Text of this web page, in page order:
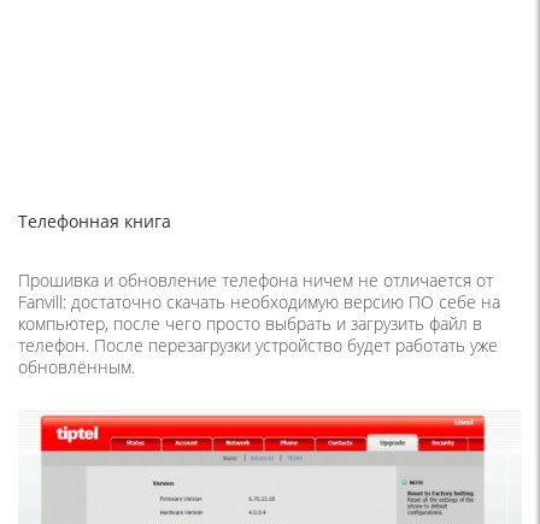
Телефонная книга
Прошивка и обновление телефона ничем не отличается от
Fanvill: достаточно скачать необходимую версию ПО себе на
компьютер, после чего просто выбрать и загрузить файл в
телефон. После перезагрузки устройство будет работать уже
обновлённым.